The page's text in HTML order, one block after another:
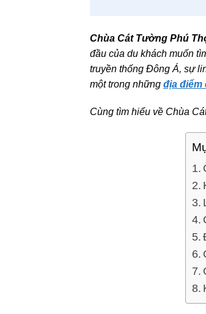
Chùa Cát Tường Phú
đầu của du khách muốn
truyền thống Đông Á, sự
một trong những địa điểm
Cùng tìm hiểu về Chùa